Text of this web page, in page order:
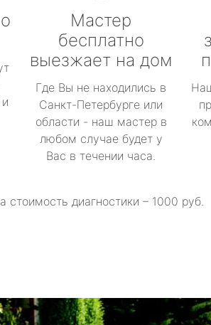
Мастер
бесплатно
выезжает на дом
Где Вы не находились в
Санкт-Петербурге или
области - наш мастер в
любом случае будет у
Вас в течении часа.
стоимость диагностики – 1000 руб.